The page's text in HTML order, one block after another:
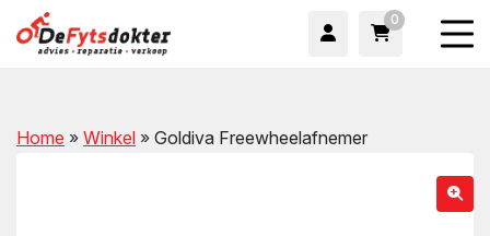
0
Home » Winkel » Goldiva Freewheelafnemer